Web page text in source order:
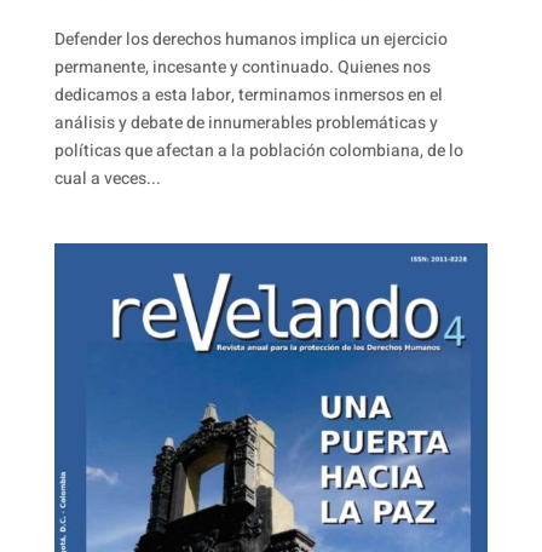
Defender los derechos humanos implica un ejercicio
permanente, incesante y continuado. Quienes nos
dedicamos a esta labor, terminamos inmersos en el
análisis y debate de innumerables problemáticas y
políticas que afectan a la población colombiana, de lo
cual a veces...